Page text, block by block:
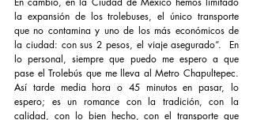
la expansión de los trolebuses, el único transporte
que no contamina y uno de los más económicos de
la ciudad: con sus 2 pesos, el viaje asegurado”.  En
lo personal, siempre que puedo me espero a que
pase el Trolebús que me lleva al Metro Chapultepec.
Así tarde media hora o 45 minutos en pasar, lo
espero; es un romance con la tradición, con la
calidad, con lo bien hecho, con el transporte que